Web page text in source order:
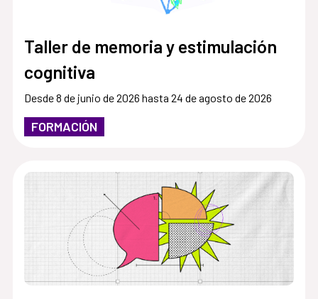
Taller de memoria y estimulación
cognitiva
Desde 8 de junio de 2026 hasta 24 de agosto de 2026
FORMACIÓN